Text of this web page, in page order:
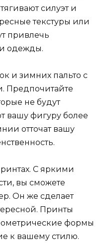
силуэт и
текстуры или
привлечь
одежды.
и зимних пальто с
Предпочитайте
не будут
вашу фигуру более
отточат вашу
С яркими
вы сможете
Он же сделает
Принты
формы
к вашему стилю.